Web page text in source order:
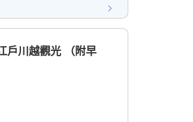
戶川越觀光 （附早